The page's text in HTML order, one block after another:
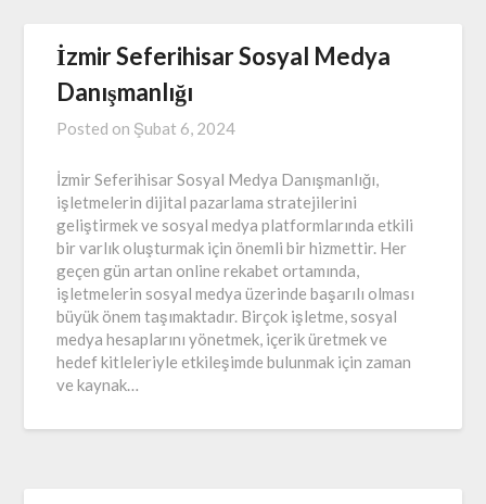
İzmir Seferihisar Sosyal Medya
Danışmanlığı
Posted on Şubat 6, 2024
İzmir Seferihisar Sosyal Medya Danışmanlığı,
işletmelerin dijital pazarlama stratejilerini
geliştirmek ve sosyal medya platformlarında etkili
bir varlık oluşturmak için önemli bir hizmettir. Her
geçen gün artan online rekabet ortamında,
işletmelerin sosyal medya üzerinde başarılı olması
büyük önem taşımaktadır. Birçok işletme, sosyal
medya hesaplarını yönetmek, içerik üretmek ve
hedef kitleleriyle etkileşimde bulunmak için zaman
ve kaynak…